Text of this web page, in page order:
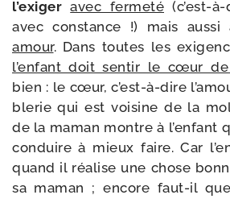
l’exi­ger avec fer­me­té (c’est-​
avec constance !) mais
amour. Dans toutes les
l’en­fant doit sen­tir le cœur
bien : le cœur, c’est-​à-​dire
ble­rie qui est voi­sine de la
de la maman montre à l’en­fant
conduire à mieux faire. Car
quand il réa­lise une chose
sa maman ; encore faut-​il